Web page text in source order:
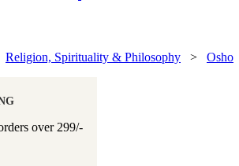
Religion, Spirituality & Philosophy > Osho
over 299/-